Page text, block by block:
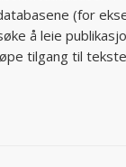
(for
å leie
tilgang til